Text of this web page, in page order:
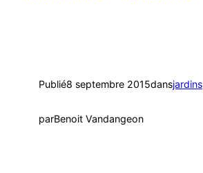
Publié8 septembre 2015dansjardins
parBenoit Vandangeon